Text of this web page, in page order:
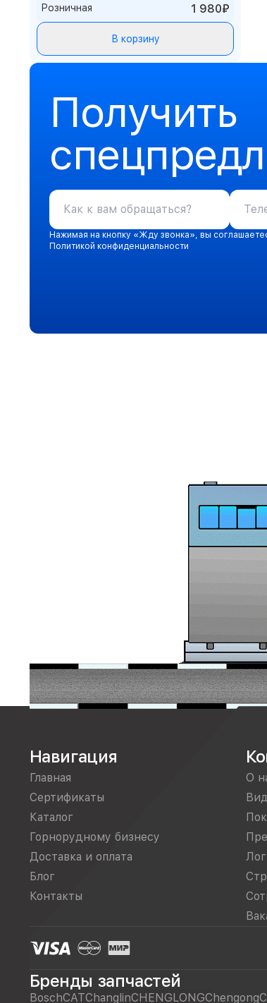
Розничная 1 980₽
В корзину
Получить
Нажимая на кнопку «Жду звонка», вы
Политикой конфиденциальности
Навигация
Главная
Сертификаты
Каталог
Горнорудному бизнесу
Доставка и оплата
Блог
Контакты
О
Бренды запчастей
BoschCATChanglinCHENGLONGChengong